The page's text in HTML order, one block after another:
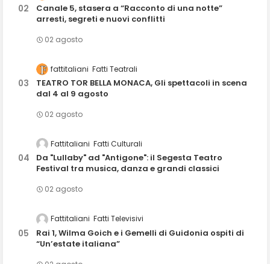
Canale 5, stasera a “Racconto di una notte”
arresti, segreti e nuovi conflitti
02 agosto
fattitaliani Fatti Teatrali
TEATRO TOR BELLA MONACA, Gli spettacoli in scena
dal 4 al 9 agosto
02 agosto
Fattitaliani Fatti Culturali
Da "Lullaby" ad "Antigone": il Segesta Teatro
Festival tra musica, danza e grandi classici
02 agosto
Fattitaliani Fatti Televisivi
Rai 1, Wilma Goich e i Gemelli di Guidonia ospiti di
“Un’estate italiana”